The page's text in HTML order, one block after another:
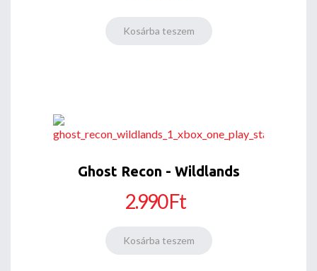
Ghost Recon - Wildlands
2.990 Ft